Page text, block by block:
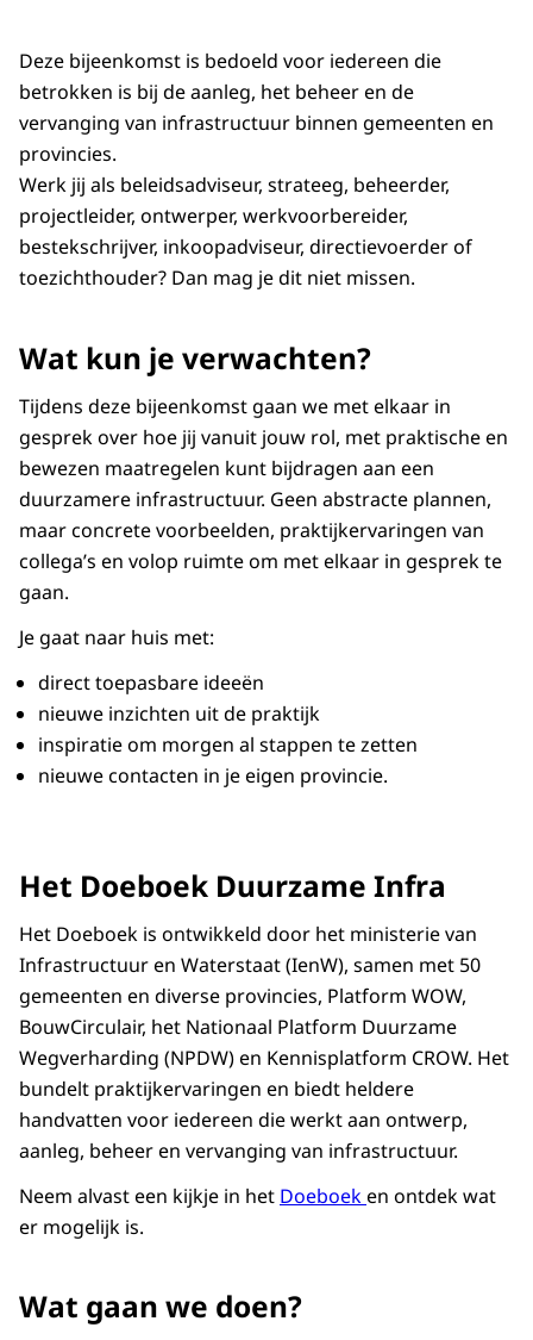
Deze bijeenkomst is bedoeld voor iedereen die
betrokken is bij de aanleg, het beheer en de
vervanging van infrastructuur binnen gemeenten en
provincies.
Werk jij als beleidsadviseur, strateeg, beheerder,
projectleider, ontwerper, werkvoorbereider,
bestekschrijver, inkoopadviseur, directievoerder of
toezichthouder? Dan mag je dit niet missen.
Wat kun je verwachten?
Tijdens deze bijeenkomst gaan we met elkaar in
gesprek over hoe jij vanuit jouw rol, met praktische en
bewezen maatregelen kunt bijdragen aan een
duurzamere infrastructuur. Geen abstracte plannen,
maar concrete voorbeelden, praktijkervaringen van
collega’s en volop ruimte om met elkaar in gesprek te
gaan.
Je gaat naar huis met:
direct toepasbare ideeën
nieuwe inzichten uit de praktijk
inspiratie om morgen al stappen te zetten
nieuwe contacten in je eigen provincie.
Het Doeboek Duurzame Infra
Het Doeboek is ontwikkeld door het ministerie van
Infrastructuur en Waterstaat (IenW), samen met 50
gemeenten en diverse provincies, Platform WOW,
BouwCirculair, het Nationaal Platform Duurzame
Wegverharding (NPDW) en Kennisplatform CROW. Het
bundelt praktijkervaringen en biedt heldere
handvatten voor iedereen die werkt aan ontwerp,
aanleg, beheer en vervanging van infrastructuur.
Neem alvast een kijkje in het Doeboeken ontdek wat
er mogelijk is.
Wat gaan we doen?